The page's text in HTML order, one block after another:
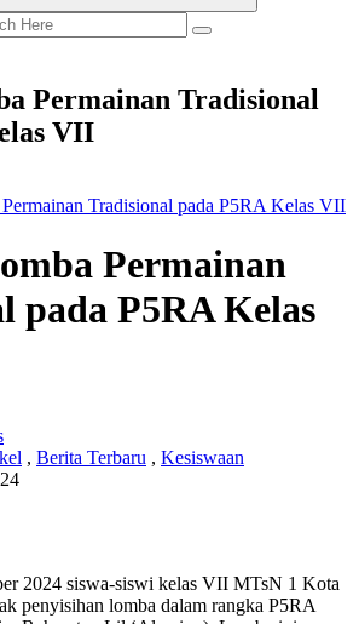
Permainan Tradisional
VII
Tradisional pada P5RA Kelas VII
Permainan
pada P5RA Kelas
, Berita Terbaru , Kesiswaan
2024 siswa-siswi kelas VII MTsN 1 Kota
penyisihan lomba dalam rangka P5RA